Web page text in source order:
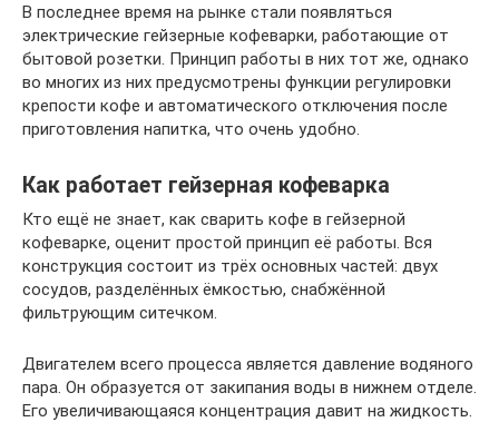
В последнее время на рынке стали появляться
электрические гейзерные кофеварки, работающие от
бытовой розетки. Принцип работы в них тот же, однако
во многих из них предусмотрены функции регулировки
крепости кофе и автоматического отключения после
приготовления напитка, что очень удобно.
Как работает гейзерная кофеварка
Кто ещё не знает, как сварить кофе в гейзерной
кофеварке, оценит простой принцип её работы. Вся
конструкция состоит из трёх основных частей: двух
сосудов, разделённых ёмкостью, снабжённой
фильтрующим ситечком.
Двигателем всего процесса является давление водяного
пара. Он образуется от закипания воды в нижнем отделе.
Его увеличивающаяся концентрация давит на жидкость.